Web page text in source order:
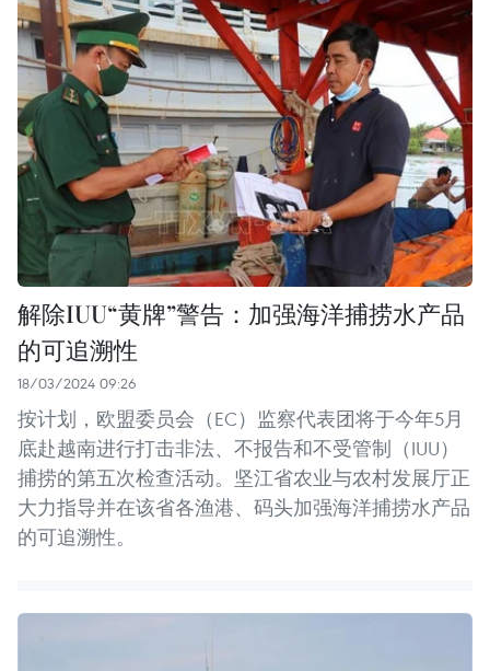
解除IUU“黄牌”警告：加强海洋捕捞水产品
的可追溯性
18/03/2024 09:26
按计划，欧盟委员会（EC）监察代表团将于今年5月
底赴越南进行打击非法、不报告和不受管制（IUU）
捕捞的第五次检查活动。坚江省农业与农村发展厅正
大力指导并在该省各渔港、码头加强海洋捕捞水产品
的可追溯性。